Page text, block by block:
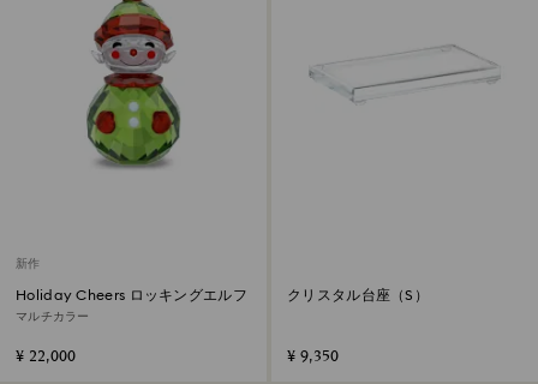
新作
Holiday Cheers ロッキングエルフ
マルチカラー
¥ 22,000
クリスタル台座（S）
¥ 9,350